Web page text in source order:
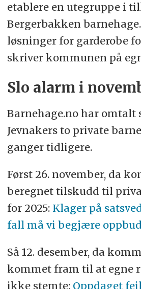
etablere en utegruppe i
Bergerbakken
løsninger for garderobe
skriver kommunen på
Slo alarm i
Barnehage.no har omtalt
Jevnakers to private
ganger tidligere.
Først 26. november, da
beregnet tilskudd til
for 2025: Klager på
fall må vi begjære
Så 12. desember, da
kommet fram til at egne
ikke stemte: Oppdaget